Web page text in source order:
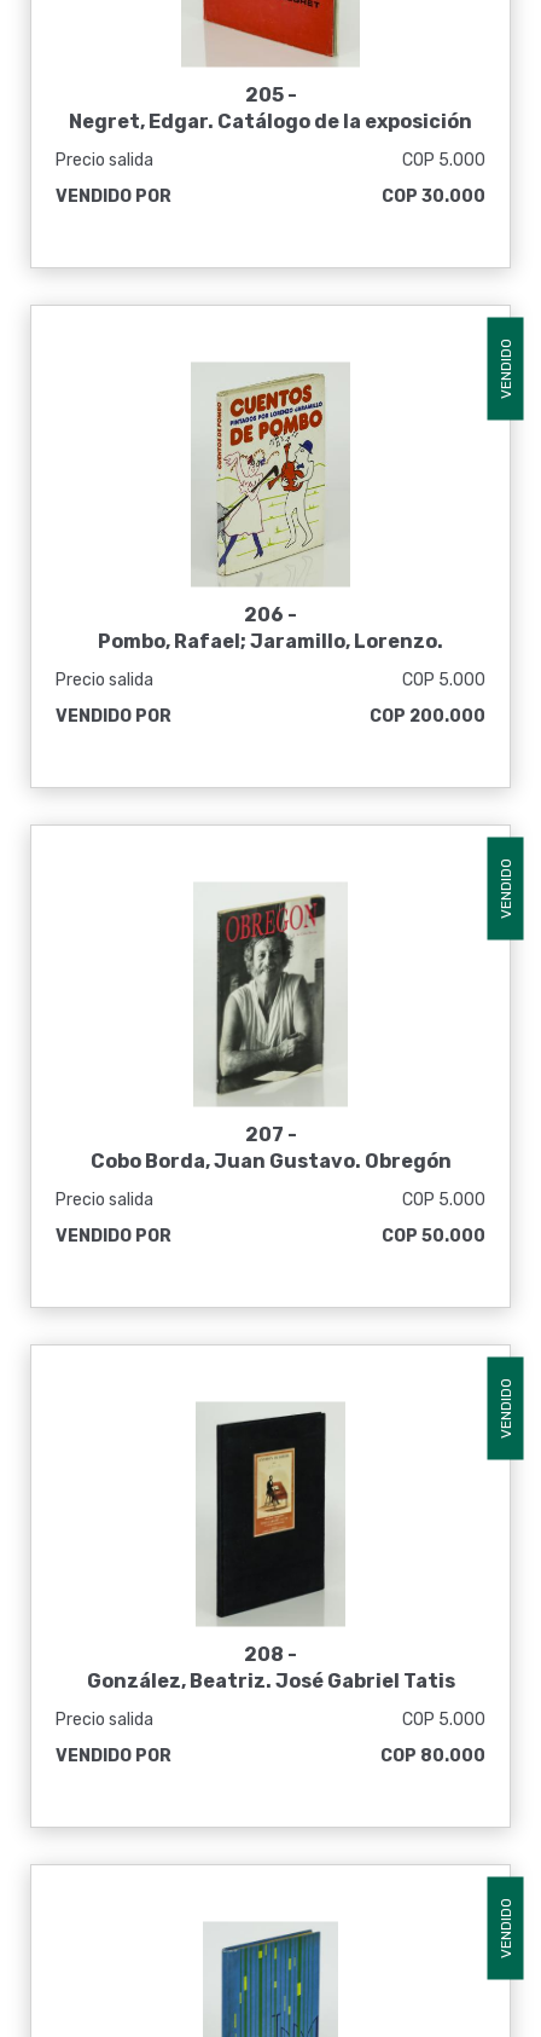
205 -
Negret, Edgar. Catálogo de la exposición
"Esculturas de Edgar Negret" en el Museo
Precio salida
COP 5.000
VENDIDO POR
COP 30.000
VENDIDO
206 -
Pombo, Rafael; Jaramillo, Lorenzo.
Cuentos de Pombo: pintados por Lorenzo
Precio salida
COP 5.000
VENDIDO POR
COP 200.000
VENDIDO
207 -
Cobo Borda, Juan Gustavo. Obregón
Precio salida
COP 5.000
VENDIDO POR
COP 50.000
VENDIDO
208 -
González, Beatriz. José Gabriel Tatis
Ahumada 1813-1884. Un pintor
Precio salida
COP 5.000
VENDIDO POR
COP 80.000
VENDIDO